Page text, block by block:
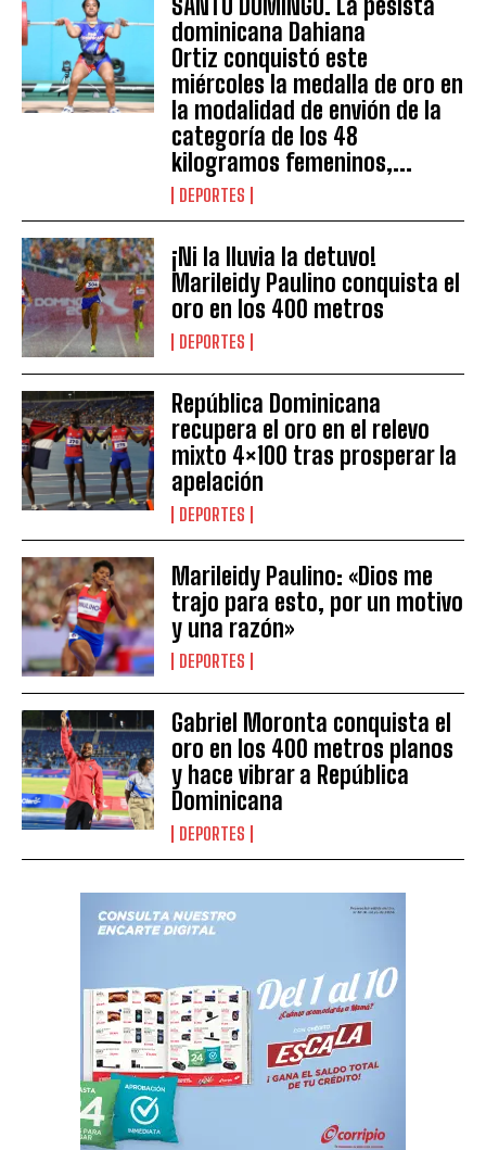
SANTO DOMINGO. La pesista
dominicana Dahiana
Ortiz conquistó este
miércoles la medalla de oro en
la modalidad de envión de la
categoría de los 48
kilogramos femeninos,...
DEPORTES
¡Ni la lluvia la detuvo!
Marileidy Paulino conquista el
oro en los 400 metros
DEPORTES
República Dominicana
recupera el oro en el relevo
mixto 4×100 tras prosperar la
apelación
DEPORTES
Marileidy Paulino: «Dios me
trajo para esto, por un motivo
y una razón»
DEPORTES
Gabriel Moronta conquista el
oro en los 400 metros planos
y hace vibrar a República
Dominicana
DEPORTES